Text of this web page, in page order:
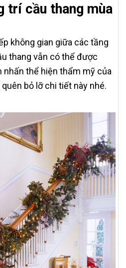
trí cầu thang mùa
không gian giữa các tầng
thang vẫn có thể được
nhấn thể hiện thẩm mỹ của
bỏ lỡ chi tiết này nhé.